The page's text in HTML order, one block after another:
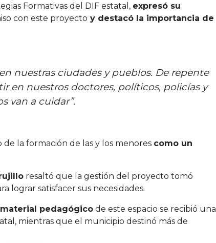
Formativas del DIF estatal, expresó su
con este proyecto y destacó la importancia de
nuestras ciudades y pueblos. De repente
en nuestros doctores, políticos, policías y
van a cuidar”.
la formación de las y los menores como un
resaltó que la gestión del proyecto tomó
lograr satisfacer sus necesidades.
pedagógico de este espacio se recibió una
mientras que el municipio destinó más de